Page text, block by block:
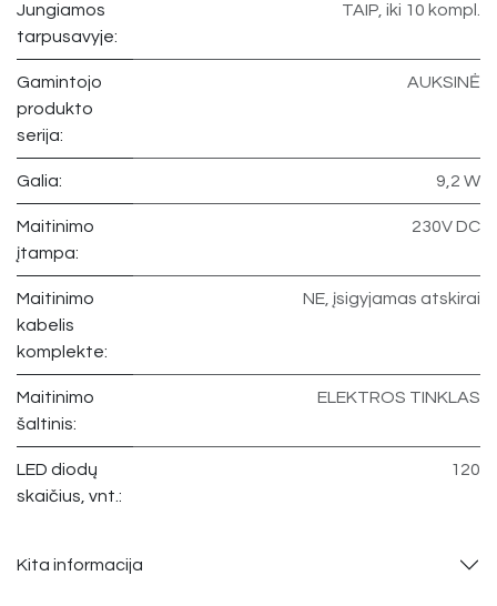
Jungiamos
tarpusavyje:
TAIP, iki 10 kompl.
Gamintojo
produkto
serija:
AUKSINĖ
Galia: 9,2 W
Maitinimo
įtampa:
230V DC
Maitinimo
kabelis
komplekte:
NE, įsigyjamas atskirai
Maitinimo
šaltinis:
ELEKTROS TINKLAS
LED diodų
skaičius, vnt.:
120
Kita informacija